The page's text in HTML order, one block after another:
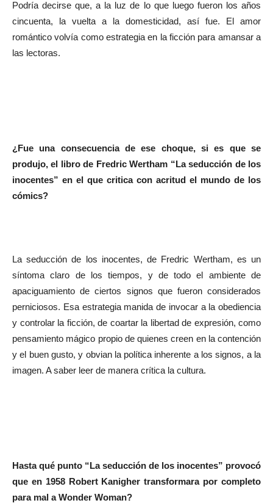
Podría decirse que, a la luz de lo que luego fueron los años
cincuenta, la vuelta a la domesticidad, así fue. El amor
romántico volvía como estrategia en la ficción para amansar a
las lectoras.
¿Fue una consecuencia de ese choque, si es que se
produjo, el libro de Fredric Wertham “La seducción de los
inocentes” en el que critica con acritud el mundo de los
cómics?
La seducción de los inocentes, de Fredric Wertham, es un
síntoma claro de los tiempos, y de todo el ambiente de
apaciguamiento de ciertos signos que fueron considerados
perniciosos. Esa estrategia manida de invocar a la obediencia
y controlar la ficción, de coartar la libertad de expresión, como
pensamiento mágico propio de quienes creen en la contención
y el buen gusto, y obvian la política inherente a los signos, a la
imagen. A saber leer de manera crítica la cultura.
Hasta qué punto “La seducción de los inocentes” provocó
que en 1958 Robert Kanigher transformara por completo
para mal a Wonder Woman?